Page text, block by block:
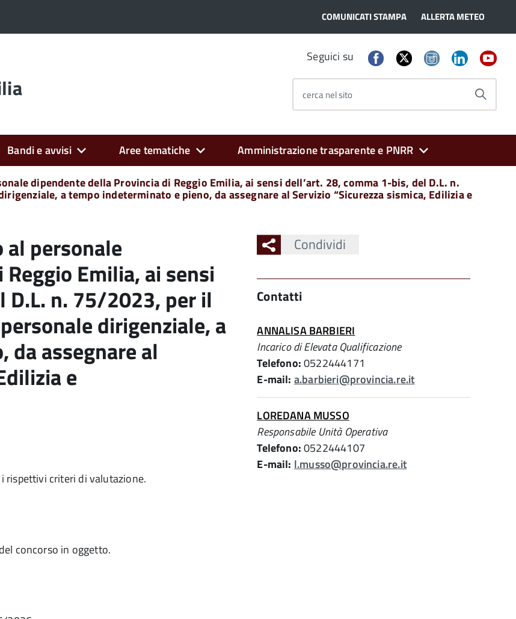
COMUNICATI STAMPA ALLERTA METEO
Seguici su
cerca nel sito
Bandi e avvisi Aree tematiche
Amministrazione trasparente e PNRR
dipendente della Provincia di Reggio Emilia, ai sensi dell’art. 28, comma 1-bis, del D.L. n.
a tempo indeterminato e pieno, da assegnare al Servizio “Sicurezza sismica, Edilizia e
al personale
Emilia, ai sensi
D.L. n. 75/2023, per il
dirigenziale, a
assegnare al
e
rispettivi criteri di valutazione.
concorso in oggetto.
Condividi
Contatti
ANNALISA BARBIERI
Incarico di Elevata Qualificazione
Telefono:0522444171
E-mail: a.barbieri@provincia.re.it
LOREDANA MUSSO
Responsabile Unità Operativa
Telefono:0522444107
E-mail: l.musso@provincia.re.it